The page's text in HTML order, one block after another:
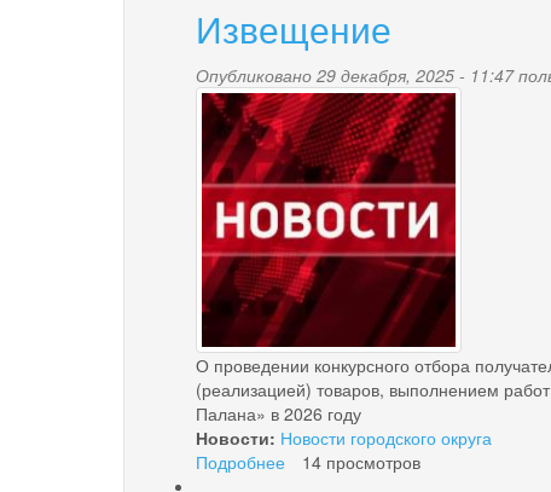
с
возрастными
ограничениями
округа
«поселок
Палана»
информирует
работодателей
о
негативных
последствиях
неформальной
занятости
Извещение
Опубликовано 29 декабря, 2025 - 11:47
news-
palana.jpg
О проведении конкурсного отбора
(реализацией) товаров, выполнением
Палана» в 2026 году
Новости: Новости городского округа
Подробнее
14 просмотров